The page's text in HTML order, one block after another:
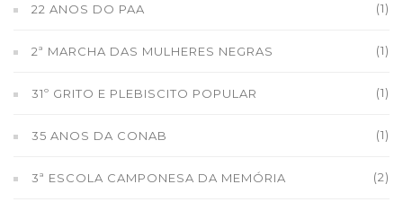
22 ANOS DO PAA (1)
2ª MARCHA DAS MULHERES NEGRAS (1)
31º GRITO E PLEBISCITO POPULAR (1)
35 ANOS DA CONAB (1)
3ª ESCOLA CAMPONESA DA MEMÓRIA (2)